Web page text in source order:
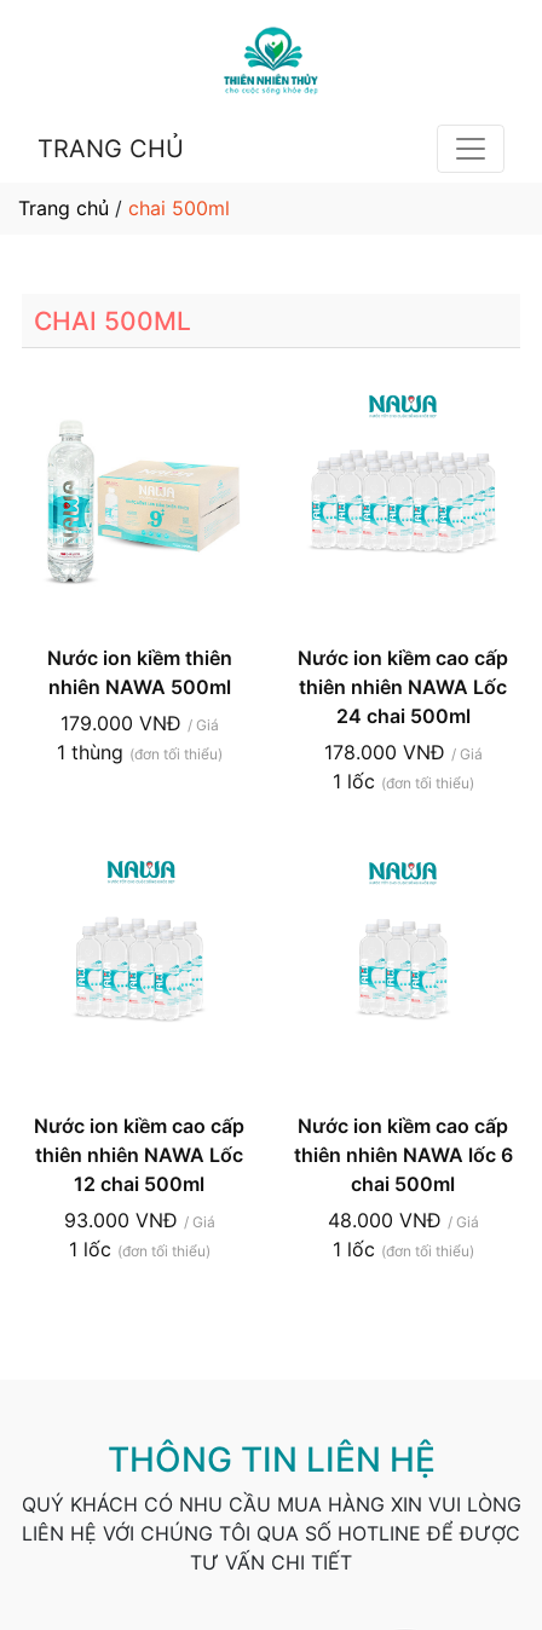
TRANG CHỦ
Trang chủ / chai 500ml
CHAI 500ML
Nước ion kiềm thiên
nhiên NAWA 500ml
179.000 VNĐ / Giá
1 thùng (đơn tối thiểu)
Nước ion kiềm cao cấp
thiên nhiên NAWA Lốc
24 chai 500ml
178.000 VNĐ / Giá
1 lốc (đơn tối thiểu)
Nước ion kiềm cao cấp
thiên nhiên NAWA Lốc
12 chai 500ml
93.000 VNĐ / Giá
1 lốc (đơn tối thiểu)
Nước ion kiềm cao cấp
thiên nhiên NAWA lốc 6
chai 500ml
48.000 VNĐ / Giá
1 lốc (đơn tối thiểu)
THÔNG TIN LIÊN HỆ
QUÝ KHÁCH CÓ NHU CẦU MUA HÀNG XIN VUI LÒNG
LIÊN HỆ VỚI CHÚNG TÔI QUA SỐ HOTLINE ĐỂ ĐƯỢC
TƯ VẤN CHI TIẾT